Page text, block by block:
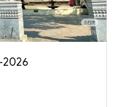
2026